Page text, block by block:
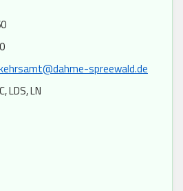
spreewald.de
LDS, LN